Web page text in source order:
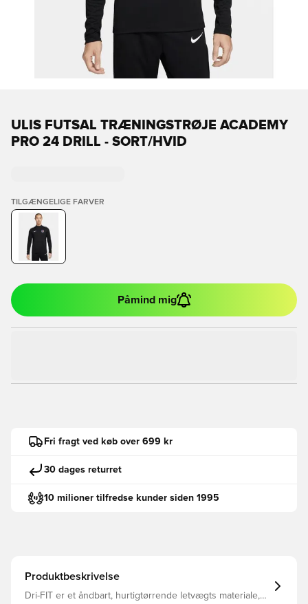
ULIS FUTSAL TRÆNINGSTRØJE ACADEMY
PRO 24 DRILL - SORT/HVID
TILGÆNGELIGE FARVER
Påmind mig
Fri fragt ved køb over 699 kr
30 dages returret
10 milioner tilfredse kunder siden 1995
Produktbeskrivelse
Dri-FIT er et åndbart, hurtigtørrende letvægts materiale,